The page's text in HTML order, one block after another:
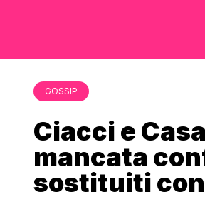
GOSSIP
Ciacci e
mancata
sostituiti